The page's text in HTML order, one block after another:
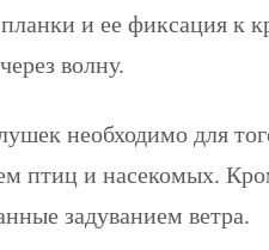
и ее фиксация к
волну.
необходимо для
птиц и насекомых.
задуванием ветра.